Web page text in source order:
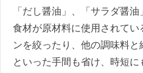
「だし醤油」、「サラダ醤
食材が原材料に使用されて
ンを絞ったり、他の調味料
といった手間も省け、時短